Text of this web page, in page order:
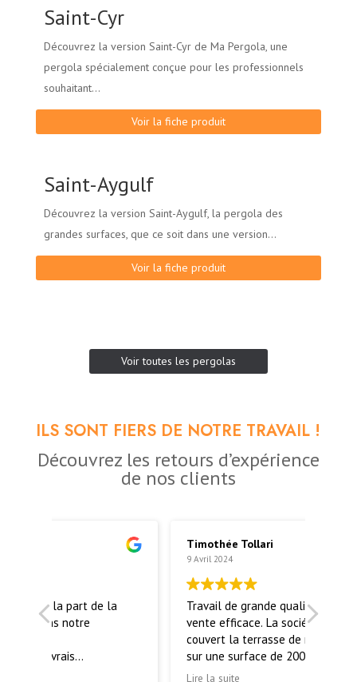
Saint-Cyr
Découvrez la version Saint-Cyr de Ma Pergola, une
pergola spécialement conçue pour les professionnels
souhaitant...
Voir la fiche produit
Saint-Aygulf
Découvrez la version Saint-Aygulf, la pergola des
grandes surfaces, que ce soit dans une version...
Voir la fiche produit
Voir toutes les pergolas
ILS SONT FIERS DE NOTRE TRAVAIL !
Découvrez les retours d’expérience
de nos clients
Timothée Tollari
Travail de grande qualité, service après
vente efficace. La société Ma Pergola a
couvert la terrasse de notre restaurant
sur une surface de 200 m2 début 2023
et le travail est impeccable.